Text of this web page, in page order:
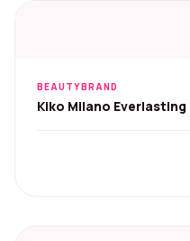
BEAUTYBRAND
Kiko Milano